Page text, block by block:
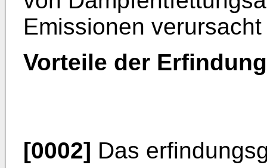
Emissionen
Vorteile der Erfindung
[0002] Das